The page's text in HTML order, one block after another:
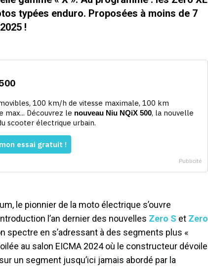
typées enduro. Proposées à moins de 7
!
le pionnier de la moto électrique s’ouvre
l’an dernier des nouvelles Zero S et Zero
spectre en s’adressant à des segments plus «
au salon EICMA 2024 où le constructeur dévoile
un segment jusqu’ici jamais abordé par la